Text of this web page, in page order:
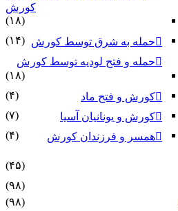
کورش
(۱۸)
حمله به شرق توسط کورش (۱۴)
حمله و فتح لودیه توسط کورش
(۱۸)
کورش و فتح ماد
(۴)
کورش و یونانیان آسیا
(۷)
همسر و فرزندان کورش
(۴)
(۴۵)
(۹۸)
(۹۸)